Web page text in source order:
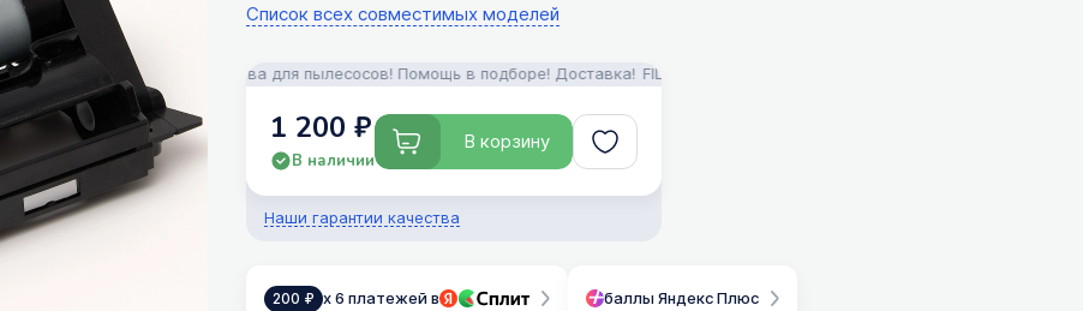
Список всех совместимых моделей
и моющие средства для пылесосов! Помощь в подборе! Доставка! FILTERIX — Запчасти, аксессуары и моющие средства для
1 200 ₽
В наличии
В корзину
Наши гарантии качества
200 ₽ x 6 платежей в баллы Яндекс Плюс